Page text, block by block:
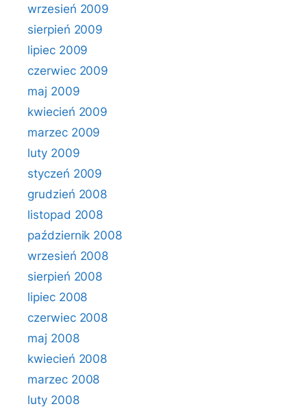
wrzesień 2009
sierpień 2009
lipiec 2009
czerwiec 2009
maj 2009
kwiecień 2009
marzec 2009
luty 2009
styczeń 2009
grudzień 2008
listopad 2008
październik 2008
wrzesień 2008
sierpień 2008
lipiec 2008
czerwiec 2008
maj 2008
kwiecień 2008
marzec 2008
luty 2008